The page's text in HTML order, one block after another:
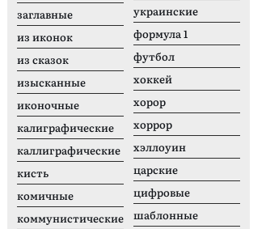
заглавные
из иконок
из сказок
изысканные
иконочные
калиграфические
каллиграфические
кисть
комичные
коммунистические
украинские
формула 1
футбол
хоккей
хорор
хоррор
хэллоуин
царские
цифровые
шаблонные